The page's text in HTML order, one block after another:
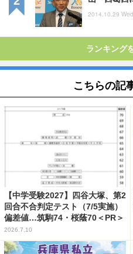
2014.10.29
ランキング
こちらの記
【中学受験2027】四谷大塚、第2
回合不合判定テスト（7/5実施）
偏差値…筑駒74・桜蔭70＜PR＞
2026.7.10